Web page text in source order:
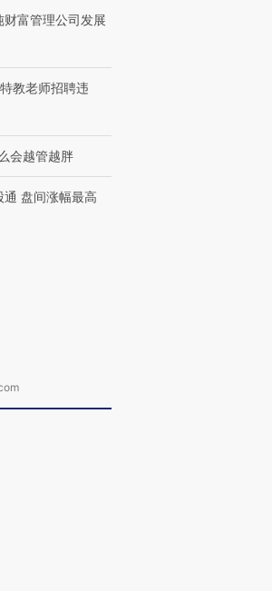
财富管理公司发展
教老师招聘违
会越管越胖
盘间涨幅最高